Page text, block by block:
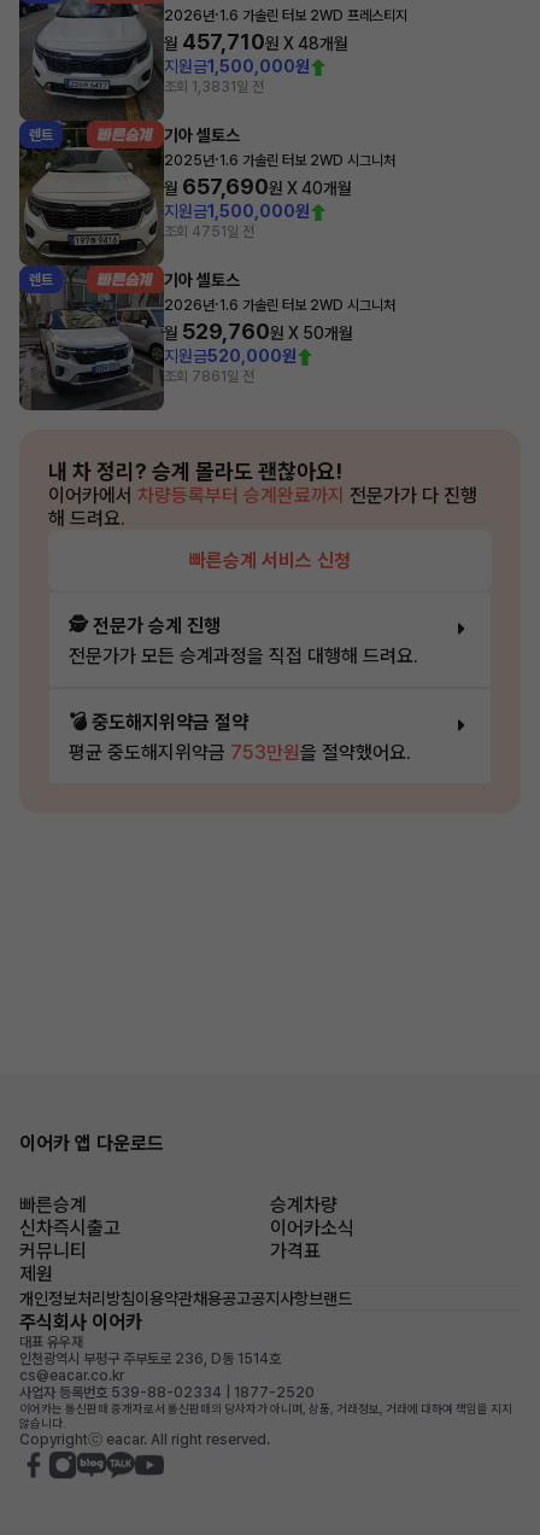
2026년·1.6 가솔린 터보 2WD 프레스티지
월 457,710원 X48개월
지원금1,500,000원
조회 1,3831일 전
렌트 기아 셀토스
2025년·1.6 가솔린 터보 2WD 시그니처
월 657,690원 X40개월
지원금1,500,000원
조회 4751일 전
렌트 기아 셀토스
2026년·1.6 가솔린 터보 2WD 시그니처
월 529,760원 X 50개월
지원금520,000원
조회 7861일 전
내 차 정리? 승계 몰라도 괜찮아요!
이어카에서 차량등록부터 승계완료까지 전문가가 다 진행
해 드려요.
빠른승계 서비스 신청
🕵️ 전문가 승계 진행
전문가가 모든 승계과정을 직접 대행해 드려요.
💣 중도해지위약금 절약
평균 중도해지위약금 753만원을 절약했어요.
이어카 앱 다운로드
빠른승계
승계차량
신차즉시출고
이어카소식
커뮤니티
가격표
제원
개인정보처리방침이용약관채용공고공지사항브랜드
주식회사 이어카
대표 유우재
인천광역시 부평구 주부토로 236, D동 1514호
cs@eacar.co.kr
사업자 등록번호 539-88-02334 | 1877-2520
이어카는 통신판매 중개자로서 통신판매의 당사자가 아니며, 상품, 거래정보, 거래에 대하여 책임을 지지
않습니다.
Copyrightⓒ eacar. All right reserved.